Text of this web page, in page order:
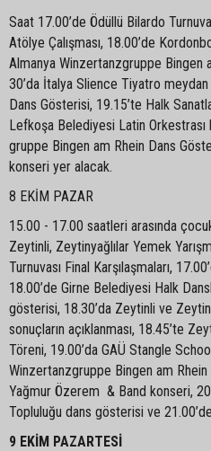
Saat 17.00’de Ödüllü Bilardo
Atölye Çalışması, 18.00’de
Almanya Winzertanzgruppe Bingen
30’da İtalya Slience Tiyatro
Dans Gösterisi, 19.15’te Halk
Lefkoşa Belediyesi Latin
gruppe Bingen am Rhein Dans
konseri yer alacak.
8 EKİM PAZAR
15.00 - 17.00 saatleri arasında
Zeytinli, Zeytinyağlılar Yemek
Turnuvası Final Karşılaşmaları,
18.00’de Girne Belediyesi Halk
gösterisi, 18.30’da Zeytinli ve
sonuçların açıklanması, 18.45’te
Töreni, 19.00’da GAÜ Stangle
Winzertanzgruppe Bingen am
Yağmur Özerem & Band konseri,
Topluluğu dans gösterisi ve
9 EKİM PAZARTESİ